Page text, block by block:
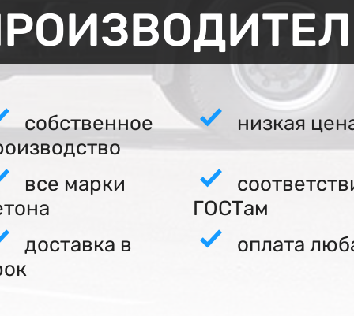
собственное
низкая
все марки
ГОСТам
доставка в
оплата